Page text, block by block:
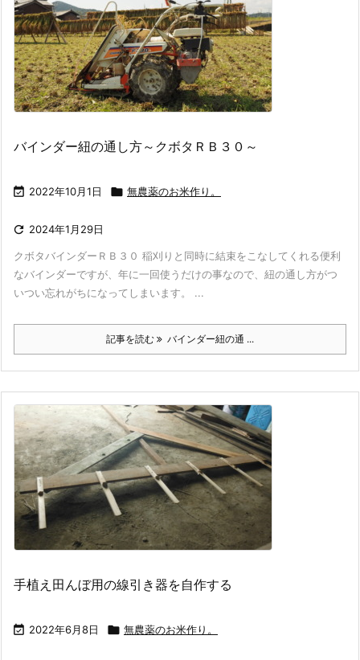
バインダー紐の通し方～クボタＲＢ３０～
 2022年10月1日  無農薬のお米作り。
 2024年1月29日
クボタバインダーＲＢ３０ 稲刈りと同時に結束をこなしてくれる便利
なバインダーですが、年に一回使うだけの事なので、紐の通し方がつ
いつい忘れがちになってしまいます。 ...
記事を読む バインダー紐の通 ...
手植え田んぼ用の線引き器を自作する
 2022年6月8日  無農薬のお米作り。